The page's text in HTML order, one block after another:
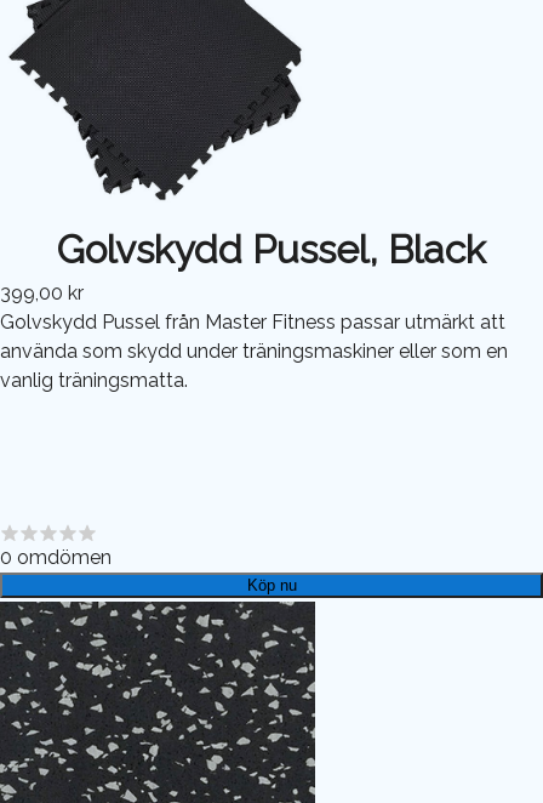
Golvskydd Pussel, Black
399,00 kr
Golvskydd Pussel från Master Fitness passar utmärkt att
använda som skydd under träningsmaskiner eller som en
vanlig träningsmatta.
0 omdömen
Köp nu